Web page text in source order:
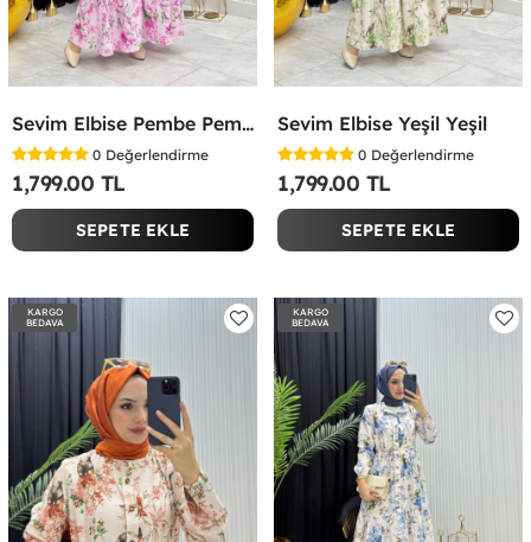
Sevim Elbise Pembe Pembe
0 Değerlendirme
1,799.00 TL
SEPETE EKLE
Sevim Elbise Yeşil Yeşil
0 Değerlendirme
1,799.00 TL
SEPETE EKLE
KARGO
BEDAVA
KARGO
BEDAVA